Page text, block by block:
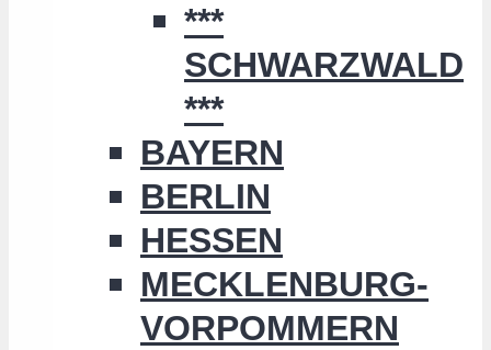
***
SCHWARZWALD
***
BAYERN
BERLIN
HESSEN
MECKLENBURG-
VORPOMMERN